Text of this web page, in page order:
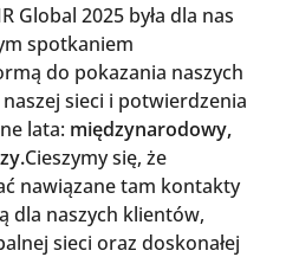
Global 2025 była dla nas
spotkaniem
do pokazania naszych
sieci i potwierdzenia
lata: międzynarodowy,
Cieszymy się, że
nawiązane tam kontakty
dla naszych klientów,
sieci oraz doskonałej